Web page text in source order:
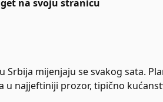
na svoju stranicu
Srbija mijenjaju se svakog sata.
u najjeftiniji prozor, tipično